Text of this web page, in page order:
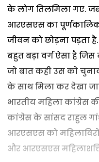
के लोग तिलमिला गए.
आरएसएस का
जीवन को छोड़ना पड़ता
बहुत बड़ा वर्ग ऐसा है जिस
जो बात कही उस को
के साथ मिला कर देखा
भारतीय महिला कांग्रेस
कांग्रेस के सांसद राहुल
आरएसएस को
और आरएसएस